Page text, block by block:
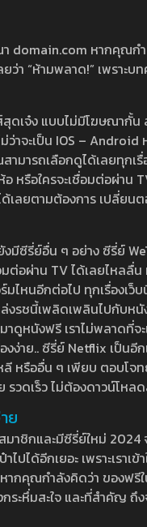
domain.com หากคุณก
ว่า “ห้ามพลาด!” เพราะ
ดเจ๋ง แบบไม่มีโฆษณากั้
ว่าจะเป็น IOS –
มารถเลือกดูได้เลยทุกเ
หรือใครจะเชื่อมต่อผ่าน
เลยตามต้องการ เปลี่ยน
มีซีรี่ย์อื่น ๆ อย่าง ซีรี่ย์
ต่อผ่าน TV ได้เลยไหลลื่
ไหนอีกต่อไป ทุกเรื่องเว็
งรชนี้เพลิดเพลินไปกับห
ดูหนังฟรี เราไม่พลาดที่
งง่าย.. ซีรี่ย์ Netflix เป็น
หรืออื่น ๆ เพียบ ตอบโจท
รวดเร็ว ไม่ต้องดาวน์โห
ย
มาชิกและมีซีรี่ย์ใหม่
าไปได้อีกเยอะ เพราะเร
ากคุณกำลังคิดว่า ของฟ
ระหึ่มสะใจ และที่สำคัญ